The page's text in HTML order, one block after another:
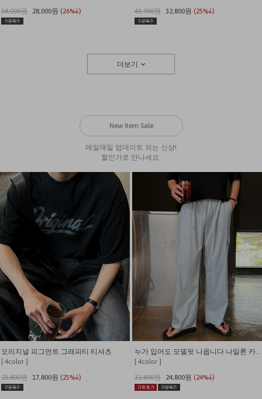
38,000원
28,000원 (26%↓)
43,900원 32,800원 (25%↓)
더보기
New Item Sale
매일매일 업데이트 되는 신상!
할인가로 만나세요.
오리지널 피그먼트 그래피티 티셔츠
[ 4color ]
23,800원 17,800원 (25%↓)
누가 입어도 모델핏 나옵니다 나일론 카고 밴딩 와이드팬츠
[ 4color ]
32,800원
24,800원 (24%↓)